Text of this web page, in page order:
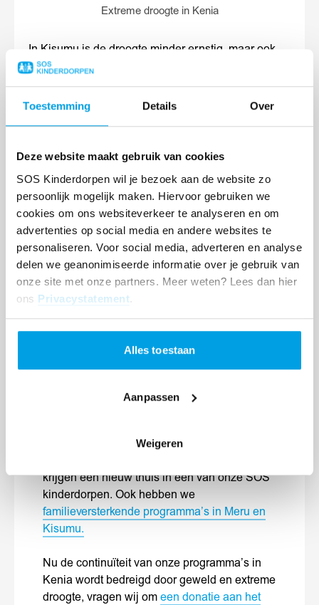
Toestemming Details Over
Deze website maakt gebruik van cookies
SOS Kinderdorpen wil je bezoek aan de website zo
persoonlijk mogelijk maken. Hiervoor gebruiken we
cookies om ons websiteverkeer te analyseren en om
advertenties op social media en andere websites te
personaliseren. Voor social media, adverteren en analyse
delen we geanonimiseerde informatie over je gebruik van
onze site met onze partners. Meer weten? Lees dan hier
ons Privacystatement.
Alles toestaan
Aanpassen
Weigeren
Extreme droogte in Kenia
In Kisumu is de droogte minder ernstig, maar ook
hier viel te weinig regen om voldoende te oogsten.
Hetfamilieversterkend programma in Kisumugeef
daarom kippen aan verschillende gezinnen om een ​​
klein bedrijf te starten. In Kisumu zal het
meest kwetsbare gezinnen.
HELP FAMILIES IN HONGERSNOOD DOOR DE
DROOGTE >>
Wat SOS Kinderdorpen doet in
Kenia
waar SOS Kinderdorpen begin jaren ’70 actief
werd. Vanuit Nederland financieren we
projecten in Meru en Kisumu. Zoals de
familie. Helaas kan of lukt dit niet altijd.
krijgen een nieuw thuis in een van onze SOS
kinderdorpen. Ook hebben we
familieversterkende programma’s in Meru en
Kisumu.
Nu de continuïteit van onze programma’s in
Kenia wordt bedreigd door geweld en extreme
droogte, vragen wij om een donatie aan het